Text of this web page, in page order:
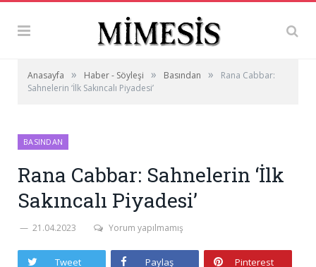
Anasayfa » Haber - Söyleşi » Basından »
Rana Cabbar:
Sahnelerin ‘İlk Sakıncalı Piyadesi’
BASINDAN
Rana Cabbar: Sahnelerin ‘İlk
Sakıncalı Piyadesi’
21.04.2023 Yorum yapılmamış
Tweet Paylaş Pinterest